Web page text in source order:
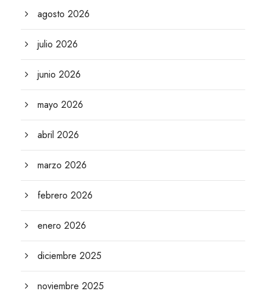
agosto 2026
julio 2026
junio 2026
mayo 2026
abril 2026
marzo 2026
febrero 2026
enero 2026
diciembre 2025
noviembre 2025